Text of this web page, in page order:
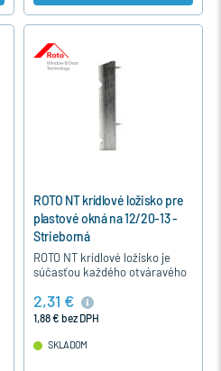
ROTO NT krídlové ložisko pre
plastové okná na 12/20-13 -
Strieborná
ROTO NT krídlové ložisko je
súčasťou každého otváravého
plastového okna alebo
balkónových dverí pre systém
2,31 €
1,88 € bez DPH
SKLADOM